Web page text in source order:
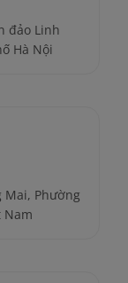
đảo Linh
Hà Nội
Mai, Phường
Nam